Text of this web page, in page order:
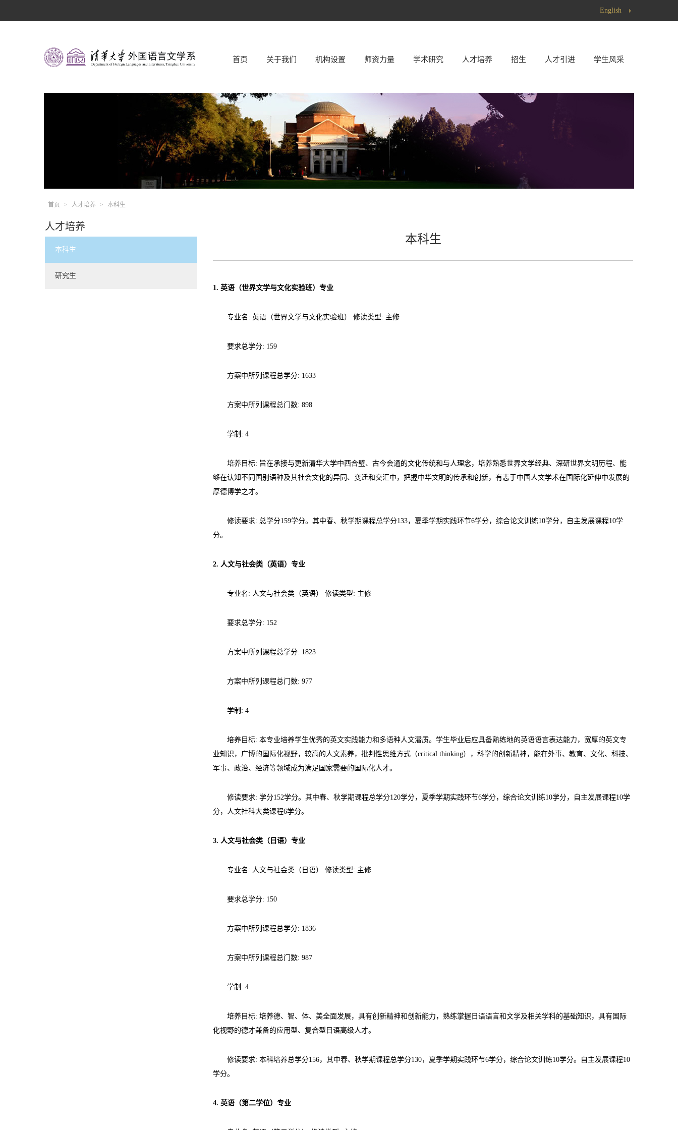
English
首页 关于我们 机构设置 师资力量 学术研究 人才培养 招生 人才引进 学生风采
首页 > 人才培养 > 本科生
人才培养
本科生
研究生
本科生
1. 英语（世界文学与文化实验班）专业
专业名: 英语（世界文学与文化实验班） 修读类型: 主修
要求总学分: 159
方案中所列课程总学分: 1633
方案中所列课程总门数: 898
学制: 4
培养目标: 旨在承接与更新清华大学中西合璧、古今会通的文化传统和与人理念，培养熟悉世界文学经典、深研世界文明历程、能
够在认知不同国别语种及其社会文化的异同、变迁和交汇中，把握中华文明的传承和创新，有志于中国人文学术在国际化延伸中发展的
厚德博学之才。
修读要求: 总学分159学分。其中春、秋学期课程总学分133，夏季学期实践环节6学分，综合论文训练10学分，自主发展课程10学
分。
2. 人文与社会类（英语）专业
专业名: 人文与社会类（英语） 修读类型: 主修
要求总学分: 152
方案中所列课程总学分: 1823
方案中所列课程总门数: 977
学制: 4
培养目标: 本专业培养学生优秀的英文实践能力和多语种人文潜质。学生毕业后应具备熟练地的英语语言表达能力，宽厚的英文专
业知识，广博的国际化视野，较高的人文素养，批判性思维方式（critical thinking），科学的创新精神，能在外事、教育、文化、科技、
军事、政治、经济等领域成为满足国家需要的国际化人才。
修读要求: 学分152学分。其中春、秋学期课程总学分120学分，夏季学期实践环节6学分，综合论文训练10学分，自主发展课程10学
分，人文社科大类课程6学分。
3. 人文与社会类（日语）专业
专业名: 人文与社会类（日语） 修读类型: 主修
要求总学分: 150
方案中所列课程总学分: 1836
方案中所列课程总门数: 987
学制: 4
培养目标: 培养德、智、体、美全面发展，具有创新精神和创新能力，熟练掌握日语语言和文学及相关学科的基础知识，具有国际
化视野的德才兼备的应用型、复合型日语高级人才。
修读要求: 本科培养总学分156，其中春、秋学期课程总学分130，夏季学期实践环节6学分，综合论文训练10学分。自主发展课程10
学分。
4. 英语（第二学位）专业